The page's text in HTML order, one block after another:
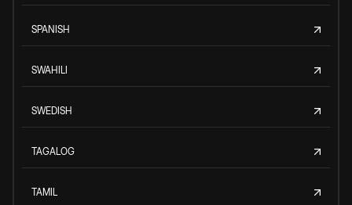
SPANISH
SWAHILI
SWEDISH
TAGALOG
TAMIL